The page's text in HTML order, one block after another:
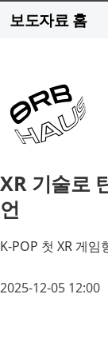
보도자료 홈
XR 기술로
언
K-POP 첫 XR 게임
2025-12-05 12:00